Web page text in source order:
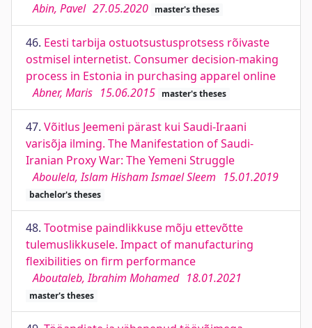
Abin, Pavel 27.05.2020 master's theses
46. Eesti tarbija ostuotsustusprotsess rõivaste
ostmisel internetist. Consumer decision-making
process in Estonia in purchasing apparel online
Abner, Maris 15.06.2015 master's theses
47. Võitlus Jeemeni pärast kui Saudi-Iraani
varisõja ilming. The Manifestation of Saudi-
Iranian Proxy War: The Yemeni Struggle
Aboulela, Islam Hisham Ismael Sleem 15.01.2019
bachelor's theses
48. Tootmise paindlikkuse mõju ettevõtte
tulemuslikkusele. Impact of manufacturing
flexibilities on firm performance
Aboutaleb, Ibrahim Mohamed 18.01.2021
master's theses